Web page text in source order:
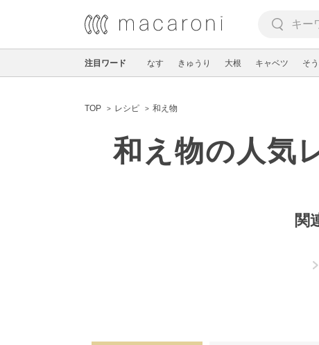
注目ワード なす きゅうり 大根 キャベツ そ
TOP レシピ 和え物
和え物の人気
関